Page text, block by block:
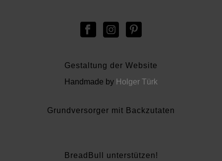
Gestaltung der Website
Handmade by Holger Türk
Grundversorger mit Backzutaten
BreadBull unterstützen!